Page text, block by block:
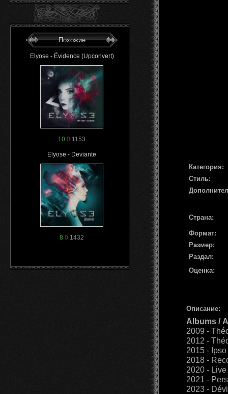
Похожие
Elyose - Évidence (Upconvert)
10 0 1153
Elyose - Deviante
8 0 1432
Категория:
Стиль:
Страна:
Формат:
Размер:
Раздал:
Оценка:
Описание:
Albums /
2009 -
2012 -
2015 -
2018 -
2020 -
2021 -
2023 -